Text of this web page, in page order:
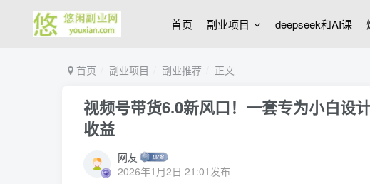
首页 副业项目 deepseek和AI课
首页 副业项目 副业推荐 正文
视频号带货6.0新风口！一套专为小白设
收益
网友
2026年1月2日 21:01发布